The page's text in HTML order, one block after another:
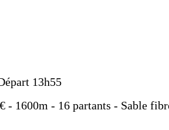
13h55
- 1600m - 16 partants - Sable